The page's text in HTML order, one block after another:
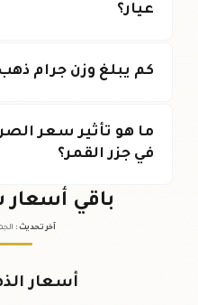
عيار؟
كم يبلغ وزن جرام ذهب
ما هو تأثير سعر
في جزر القمر؟
باقي
آخر تحديث :
أسعار